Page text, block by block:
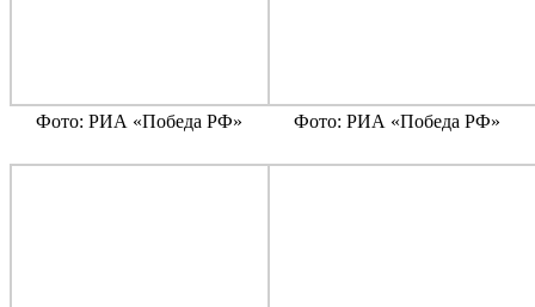
Фото: РИА «Победа РФ» Фото: РИА «Победа РФ»